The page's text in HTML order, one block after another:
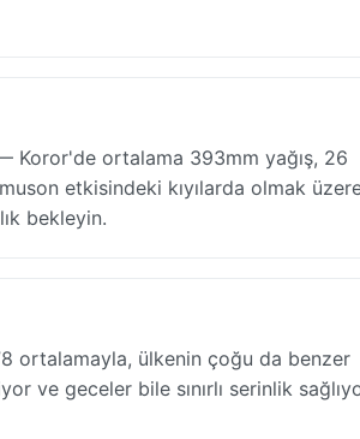
Koror'de ortalama 393mm yağış, 26
etkisindeki kıyılarda olmak
bekleyin.
ortalamayla, ülkenin çoğu da benzer
ve geceler bile sınırlı serinlik